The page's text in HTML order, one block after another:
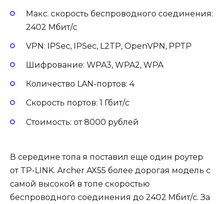
Макс. скорость беспроводного соединения:
2402 Мбит/с
VPN: IPSec, IPSec, L2TP, OpenVPN, PPTP
Шифрование: WPA3, WPA2, WPA
Количество LAN-портов: 4
Скорость портов: 1 Гбит/с
Стоимость: от 8000 рублей
В середине топа я поставил еще один роутер
от TP-LINK. Archer AX55 более дорогая модель с
самой высокой в топе скоростью
беспроводного соединения до 2402 Мбит/с. За